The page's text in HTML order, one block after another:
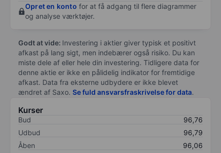
Opret en konto for at få adgang til flere diagrammer
og analyse værktøjer.
Godt at vide: Investering i aktier giver typisk et positivt
afkast på lang sigt, men indebærer også risiko. Du kan
miste dele af eller hele din investering. Tidligere data for
denne aktie er ikke en pålidelig indikator for fremtidige
afkast. Data fra eksterne udbydere er ikke blevet
ændret af Saxo. Se fuld ansvarsfraskrivelse for data.
Kurser
Bud
96,76
Udbud
96,79
Åben
96,06